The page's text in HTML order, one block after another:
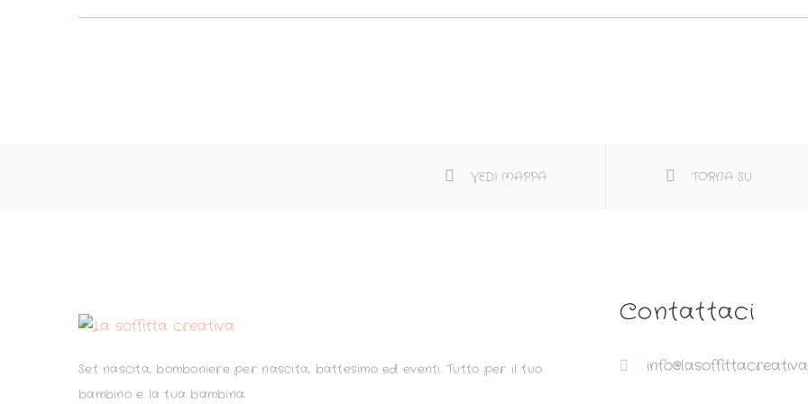
VEDI MAPPA TORNA SU
Set nascita, bomboniere per nascita, battesimo ed eventi. Tutto per il tuo
bambino e la tua bambina.
Contattaci